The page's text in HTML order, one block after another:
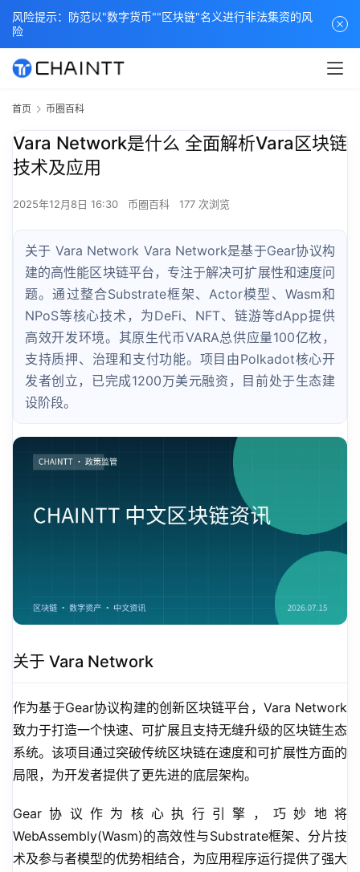
首页 币圈百科
Vara Network是什么 全面解析Vara区块链
技术及应用
2025年12月8日 16:30 币圈百科 177 次浏览
关于 Vara Network Vara Network是基于Gear协议构
建的高性能区块链平台，专注于解决可扩展性和速度问
题。通过整合Substrate框架、Actor模型、Wasm和
NPoS等核心技术，为DeFi、NFT、链游等dApp提供
高效开发环境。其原生代币VARA总供应量100亿枚，
支持质押、治理和支付功能。项目由Polkadot核心开
发者创立，已完成1200万美元融资，目前处于生态建
设阶段。
关于 Vara Network
作为基于Gear协议构建的创新区块链平台，Vara Network
致力于打造一个快速、可扩展且支持无缝升级的区块链生态
系统。该项目通过突破传统区块链在速度和可扩展性方面的
局限，为开发者提供了更先进的底层架构。
Gear协议作为核心执行引擎，巧妙地将
WebAssembly(Wasm)的高效性与Substrate框架、分片技
术及参与者模型的优势相结合，为应用程序运行提供了强大
风险提示：防范以"数字货币""区块链"名义进行非法集资的风
险